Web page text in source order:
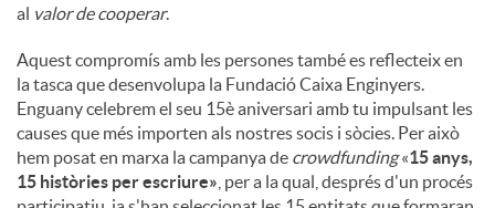
al valor de cooperar.
Aquest compromís amb les persones també es reflecteix en
la tasca que desenvolupa la Fundació Caixa Enginyers.
Enguany celebrem el seu 15è aniversari amb tu impulsant les
causes que més importen als nostres socis i sòcies. Per això
hem posat en marxa la campanya de crowdfunding«15 anys,
15 històries per escriure» , per a la qual, després d'un procés